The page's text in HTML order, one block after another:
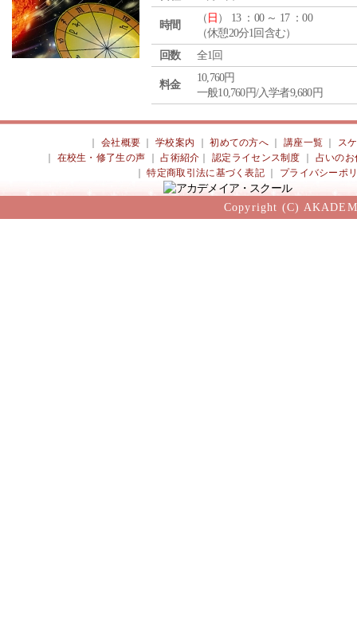
時間
（ 日 ） 13 ：00 ～ 17 ：00
（休憩20分1回含む）
回数
全1回
料金
10,760円
一般10,760円/入学者9,680円
会社概要 ｜学校案内 ｜初めての方へ 講座一覧
ス
在校生・修了生の声 ｜占術紹介 ｜認定ライセンス制度
占いのお
｜特定商取引法に基づく表記 プライバシーポ
Copyright (C)